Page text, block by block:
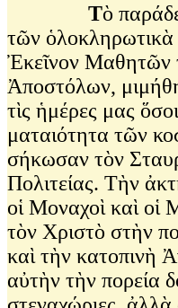
Τὸ
τῶν
Ἐκεῖνον Μαθητῶν
Ἀποστόλων,
τὶς ἡμέρες μας
ματαιότητα τῶν
σήκωσαν τὸν
Πολιτείας. Τὴν
οἱ Μοναχοὶ καὶ οἱ
τὸν Χριστὸ στὴν
καὶ τὴν κατοπινὴ
αὐτὴν τὴν πορεία